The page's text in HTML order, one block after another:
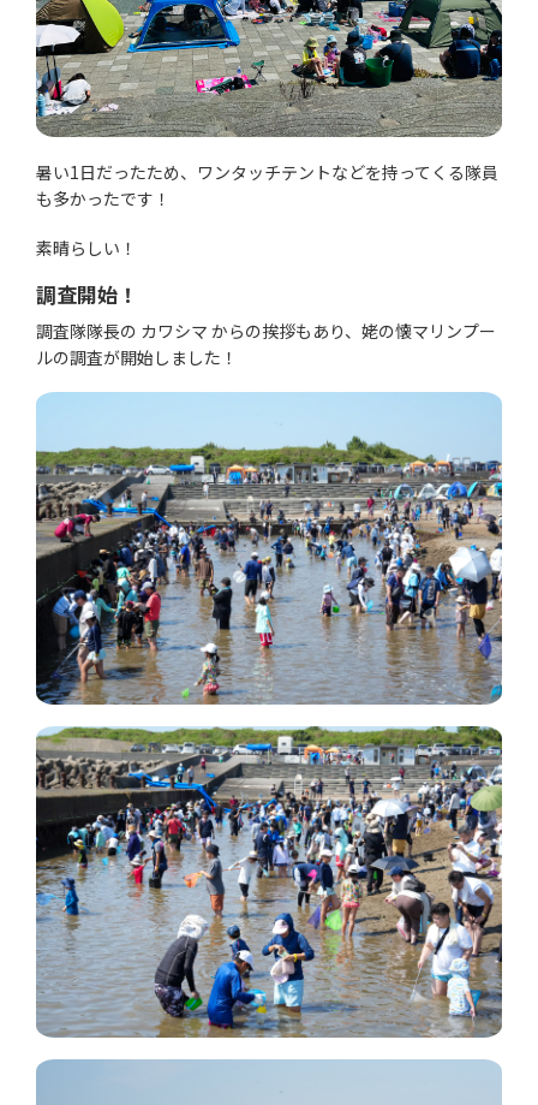
暑い1日だったため、ワンタッチテントなどを持ってくる隊員
も多かったです！
素晴らしい！
調査開始！
調査隊隊長の カワシマ からの挨拶もあり、姥の懐マリンプー
ルの調査が開始しました！